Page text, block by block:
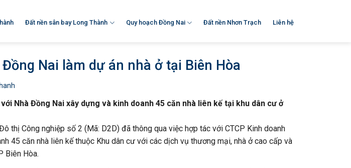
Đất nền sân bay Long Thành Quy hoạch Đồng Nai Đất nền Nhơn Trạch Liên hệ
Nai làm dự án nhà ở tại Biên Hòa
Nhà Đồng Nai xây dựng và kinh doanh 45 căn nhà liên kế tại khu dân cư ở
thị Công nghiệp số 2 (Mã: D2D) đã thông qua việc hợp tác với CTCP Kinh doanh
45 căn nhà liên kế thuộc Khu dân cư với các dịch vụ thương mại, nhà ở cao cấp và
Biên Hòa.